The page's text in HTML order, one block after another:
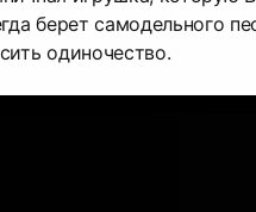
берет самодельного
одиночество.